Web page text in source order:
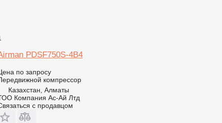
PDSF750S-4B4
по запросу
компрессор
Казахстан, Алматы
Компания Ас-Ай Лтд
с продавцом